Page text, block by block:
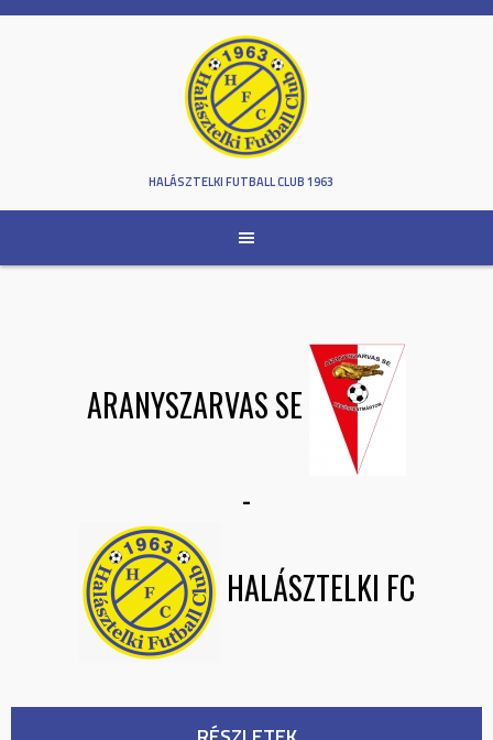
Skip
HALÁSZTELKI FUTBALL CLUB 1963
ARANYSZARVAS SE
-
HALÁSZTELKI FC